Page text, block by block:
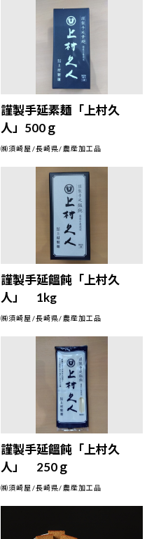
謹製手延素麺「上村久
人」500ｇ
㈱須崎屋/長崎県/農産加工品
謹製手延饂飩「上村久
人」 1kg
㈱須崎屋/長崎県/農産加工品
謹製手延饂飩「上村久
人」 250ｇ
㈱須崎屋/長崎県/農産加工品